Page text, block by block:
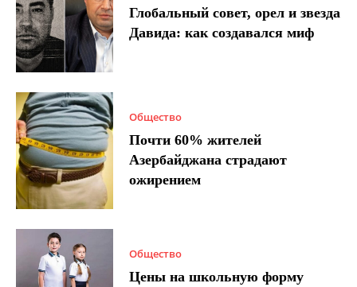
Глобальный совет, орел и звезда
Давида: как создавался миф
Общество
Почти 60% жителей
Азербайджана страдают
ожирением
Общество
Цены на школьную форму